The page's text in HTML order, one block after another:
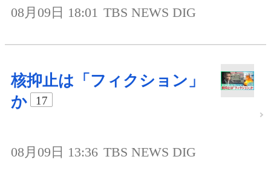
08月09日 18:01 TBS NEWS DIG
核抑止は「フィクション」
か
17
08月09日 13:36 TBS NEWS DIG